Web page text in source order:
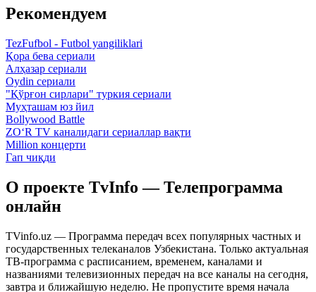
Рекомендуем
TezFufbol - Futbol yangiliklari
Қора бева сериали
Алҳазар сериали
Oydin сериали
"Қўрғон сирлари" туркия сериали
Муҳташам юз йил
Bollywood Battle
ZO‘R TV каналидаги сериаллар вақти
Million концерти
Гап чиқди
О проекте TvInfo — Телепрограмма
онлайн
TVinfo.uz — Программа передач всех популярных частных и
государственных телеканалов Узбекистана. Только актуальная
ТВ-программа с расписанием, временем, каналами и
названиями телевизионных передач на все каналы на сегодня,
завтра и ближайшую неделю. Не пропустите время начала